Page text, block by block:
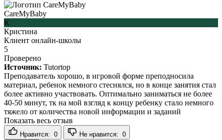
CareMyBaby
К
Кристина
Клиент онлайн-школы
5
Проверено
Источник: Tutortop
Преподаватель хорошо, в игровой форме преподносила
материал, ребенок немного стеснялся, но в конце занятия стал
более активно участвовать. Оптимально заниматься не более
40-50 минут, тк на мой взгляд к концу ребенку стало немного
тяжело от количества новой информации и заданий
Показать весь отзыв
Нравится: 0 Не нравится: 0